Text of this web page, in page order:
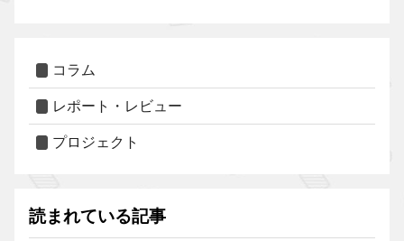
コラム
レポート・レビュー
プロジェクト
読まれている記事